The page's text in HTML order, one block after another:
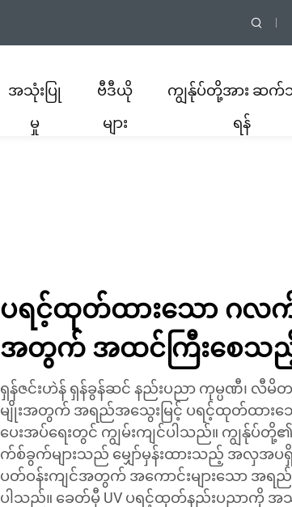
အသုံးပြု
မှု
ဗီဒီယို
များ
ကျွန်ုပ်တို့အား ဆ
ရန်
ပရင့်ထုတ်ထားသော ဂလက်
အတွက် အထင်ကြီးစေသည့်
ရှန်ဇင်းဟဲန် ရှန်ခွန်ဆင် နည်းပညာ ကုမ္ပဏီ၊ လီမိ
မျိုးအတွက် အရည်အသွေးမြင့် ပရင့်ထုတ်ထားသ
ပေးအပ်ရေးတွင် ကျွမ်းကျင်ပါသည်။ ကျွန်ုပ်
က်စ်ခွက်များသည် မျှော်မှန်းထားသည့် အလှအပ
ပတ်ဝန်းကျင်အတွက် အကောင်းများသော အရ
ပါသည်။ ခေတ်မှီ UV ပရင့်ထုတ်နည်းပညာကို